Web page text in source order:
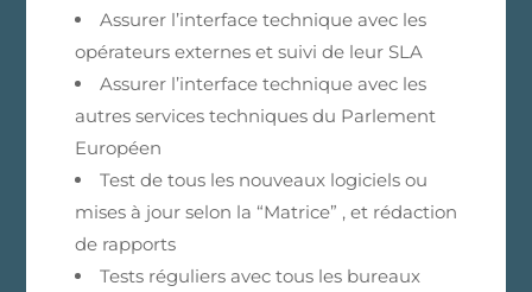
Assurer l’interface technique avec les
opérateurs externes et suivi de leur SLA
Assurer l’interface technique avec les
autres services techniques du Parlement
Européen
Test de tous les nouveaux logiciels ou
mises à jour selon la “Matrice” , et rédaction
de rapports
Tests réguliers avec tous les bureaux